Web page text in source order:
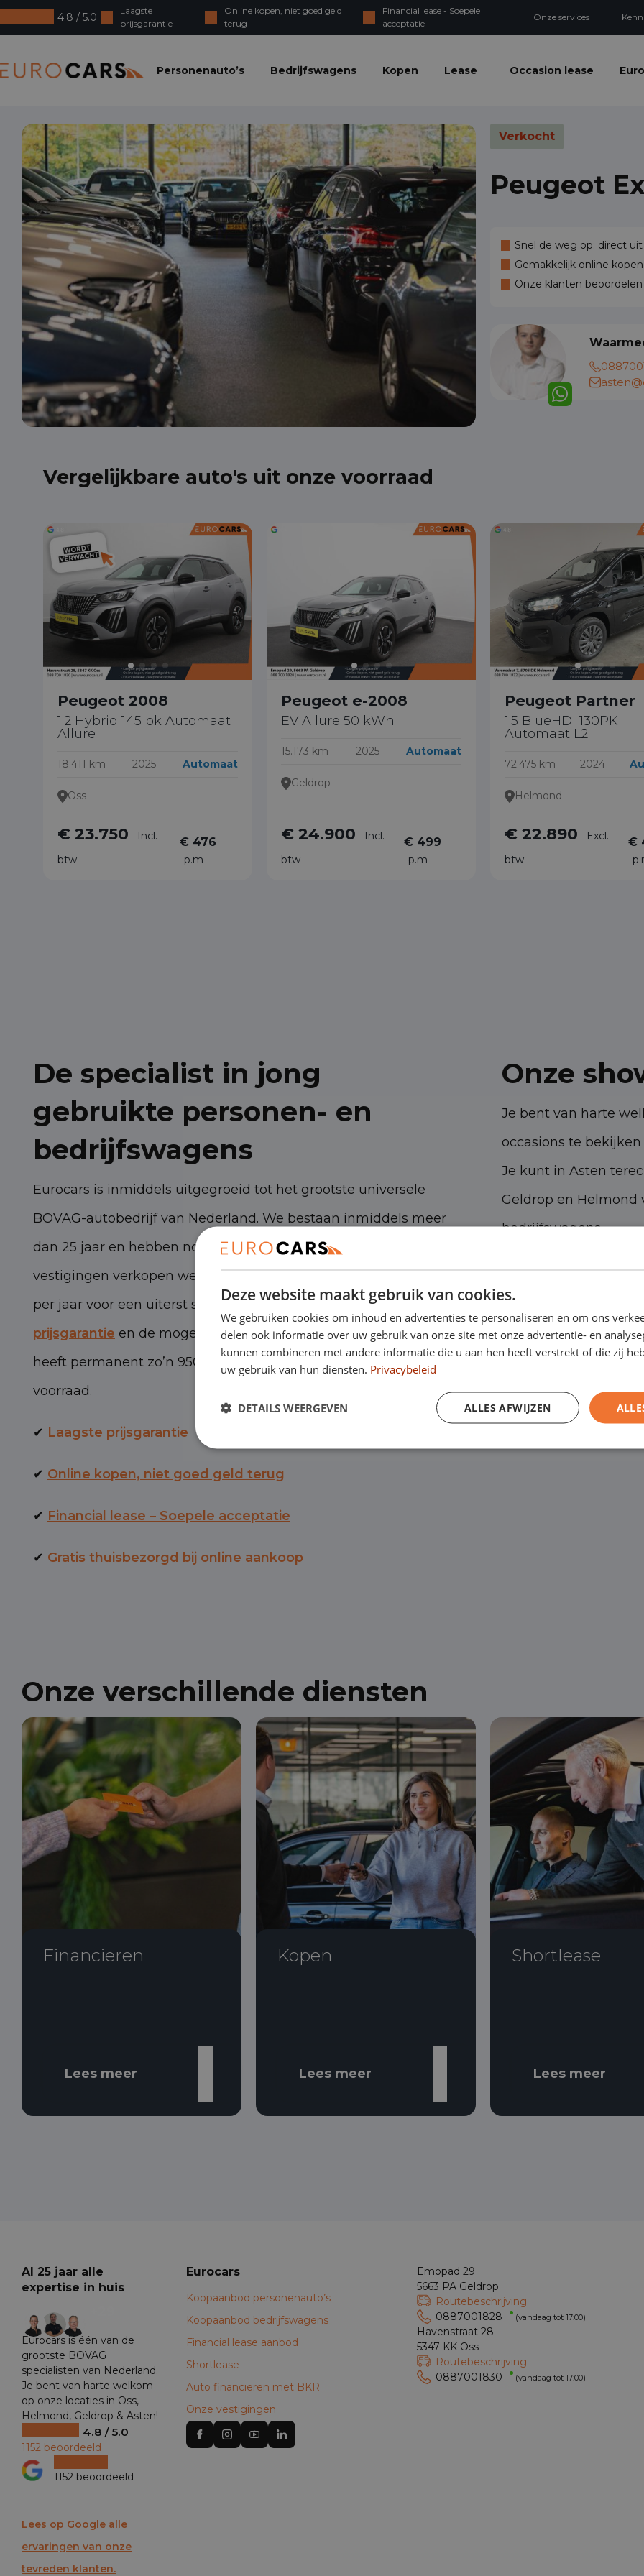
4.8 / 5.0
Laagste
prijsgarantie
Online kopen, niet goed geld
terug
Financial lease - Soepele
acceptatie
Onze services
Personenauto’s
Bedrijfswagens Kopen Lease Occasion lease
Verkocht
Peugeot
Snel de weg op: direct
Gemakkelijk online
Onze klanten
Vergelijkbare auto's uit onze voorraad
Peugeot 2008
1.2 Hybrid 145 pk Automaat
Allure
18.411 km 2025 Automaat
Oss
€ 23.750
Incl.
btw
€ 476
p.m
Peugeot e-2008
EV Allure 50 kWh
15.173 km 2025 Automaat
Geldrop
€ 24.900
Incl.
btw
€ 499
p.m
Peugeot Partner
1.5 BlueHDi 130PK
Automaat L2
72.475 km 2024
Helmond
€ 22.890
Excl.
btw
€
De specialist in jong
gebruikte personen- en
bedrijfswagens
Eurocars is inmiddels uitgegroeid tot het grootste universele
BOVAG-autobedrijf van Nederland. We bestaan inmiddels meer
dan 25 jaar en hebben nog steeds torenhoge ambities. Met onze
vestigingen verkopen we zo’n 3.000 personen- en bedrijfswagens
per jaar voor een uiterst scherpe prijs, met eenlaagste
prijsgarantie en de mogelijkheid van BOVAG-garantie. Eurocars
heeft permanent zo’n 950 personen- en bedrijfswagens op
voorraad.
✔ Laagste prijsgarantie
✔ Online kopen, niet goed geld terug
✔ Financial lease – Soepele acceptatie
✔ Gratis thuisbezorgd bij online aankoop
Onze
Je bent van harte
occasions te
Je kunt in Asten
Geldrop en Helmond
bedrijfswagens.
Havenstraat 28,
Emopad 29, 5663
Varenschut 7,
Van maandag tot en
zaterdag van 09:00
Onze verschillende diensten
Financieren
Lees meer
Kopen
Lees meer
Shortlease
Lees meer
Al 25 jaar alle
expertise in huis
Eurocars is één van de
grootste BOVAG
specialisten van Nederland.
Je bent van harte welkom
op onze locaties in Oss,
Helmond, Geldrop & Asten!
4.8 / 5.0
1152 beoordeeld
1152 beoordeeld
Lees op Google alle
ervaringen van onze
tevreden klanten.
Eurocars
Koopaanbod personenauto’s
Koopaanbod bedrijfswagens
Financial lease aanbod
Shortlease
Auto financieren met BKR
Onze vestigingen
Emopad 29
5663 PA Geldrop
Routebeschrijving
0887001828
(vandaag tot 17:00)
Havenstraat 28
5347 KK Oss
Routebeschrijving
0887001830
(vandaag tot 17:00)
Deze website maakt gebruik van cookies.
We gebruiken cookies om inhoud en advertenties te personaliseren en om ons
delen ook informatie over uw gebruik van onze site met onze advertentie- en
kunnen combineren met andere informatie die u aan hen heeft verstrekt of die zij
uw gebruik van hun diensten. Privacybeleid
ALLES AFWIJZEN
DETAILS WEERGEVEN